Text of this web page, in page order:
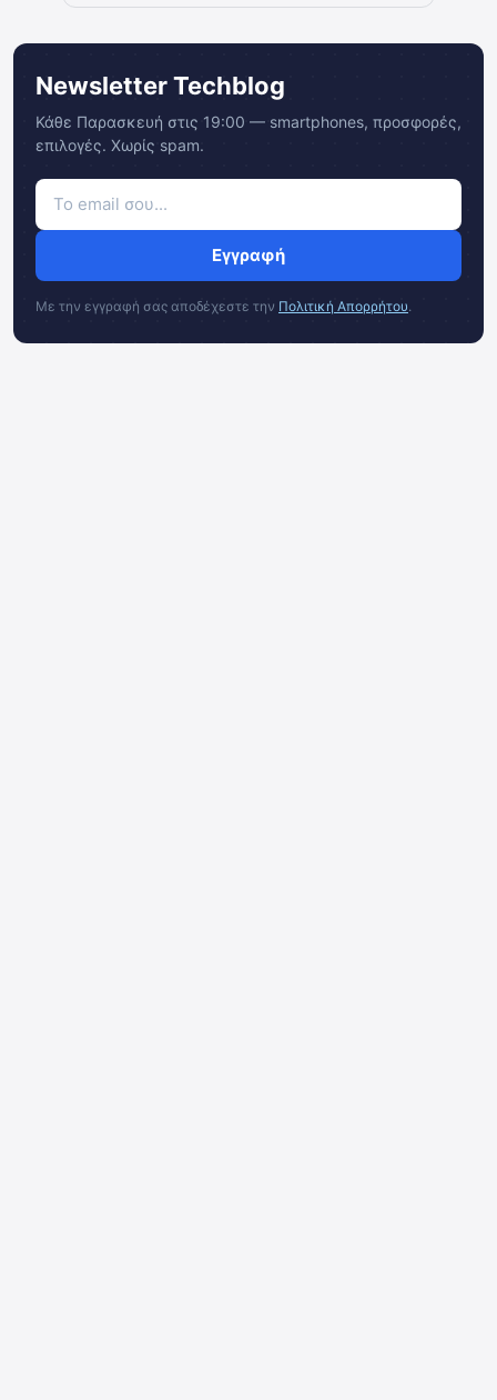
Newsletter Techblog
Κάθε Παρασκευή στις 19:00 — smartphones, προσφορές,
επιλογές. Χωρίς spam.
Εγγραφή
Με την εγγραφή σας αποδέχεστε την Πολιτική Απορρήτου.